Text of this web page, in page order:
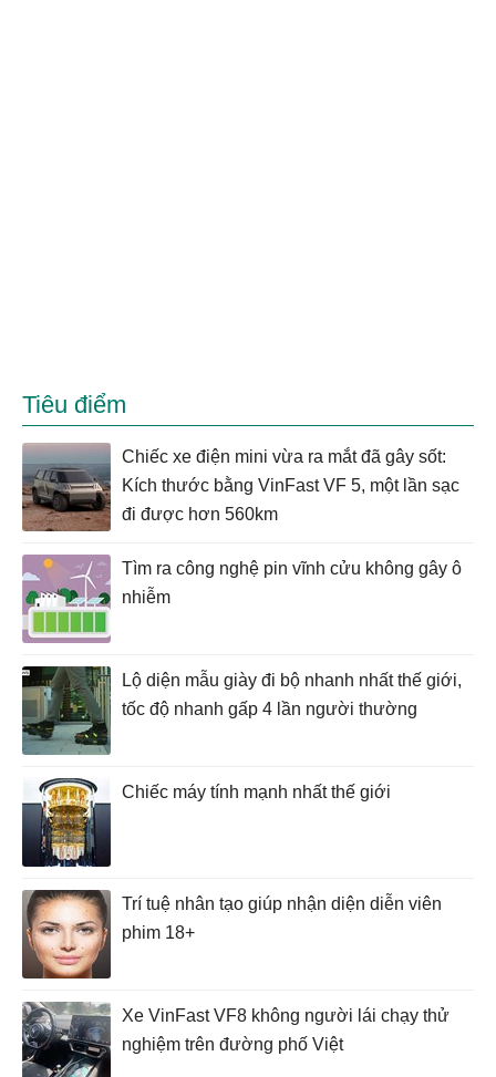
Tiêu điểm
Chiếc xe điện mini vừa ra mắt đã gây sốt:
Kích thước bằng VinFast VF 5, một lần sạc
đi được hơn 560km
Tìm ra công nghệ pin vĩnh cửu không gây ô
nhiễm
Lộ diện mẫu giày đi bộ nhanh nhất thế giới,
tốc độ nhanh gấp 4 lần người thường
Chiếc máy tính mạnh nhất thế giới
Trí tuệ nhân tạo giúp nhận diện diễn viên
phim 18+
Xe VinFast VF8 không người lái chạy thử
nghiệm trên đường phố Việt